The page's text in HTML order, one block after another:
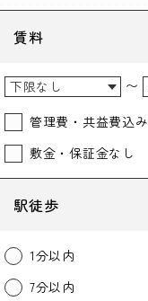
賃料
〜
管理費・共益費込み
敷金・保証金なし
駅徒歩
1分以内
7分以内